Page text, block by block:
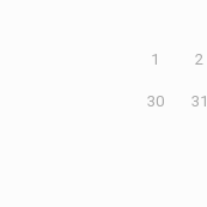
1 2
30 31